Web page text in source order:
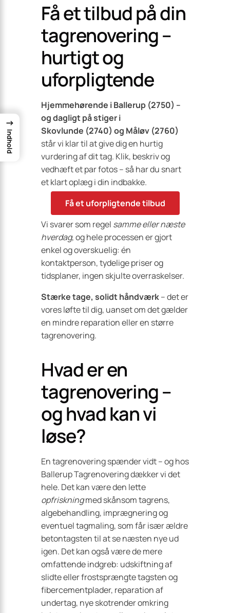
Få et tilbud på din
tagrenovering –
hurtigt og
uforpligtende
Hjemmehørende i Ballerup (2750) –
og dagligt på stiger i
Skovlunde (2740) og Måløv (2760)
står vi klar til at give dig en hurtig
vurdering af dit tag. Klik, beskriv og
vedhæft et par fotos – så har du snart
et klart oplæg i din indbakke.
Få et uforpligtende tilbud
Vi svarer som regel samme eller næste
hverdag, og hele processen er gjort
enkel og overskuelig: én
kontaktperson, tydelige priser og
tidsplaner, ingen skjulte overraskelser.
Stærke tage, solidt håndværk– det er
vores løfte til dig, uanset om det gælder
en mindre reparation eller en større
tagrenovering.
Hvad er en
tagrenovering –
og hvad kan vi
løse?
En tagrenovering spænder vidt – og hos
Ballerup Tagrenovering dækker vi det
hele. Det kan være den lette
opfriskningmed skånsom tagrens,
algebehandling, imprægnering og
eventuel tagmaling, som får især ældre
betontagsten til at se næsten nye ud
igen. Det kan også være de mere
omfattende indgreb: udskiftning af
slidte eller frostsprængte tagsten og
fibercementplader, reparation af
undertag, nye skotrender omkring
→
Indhold